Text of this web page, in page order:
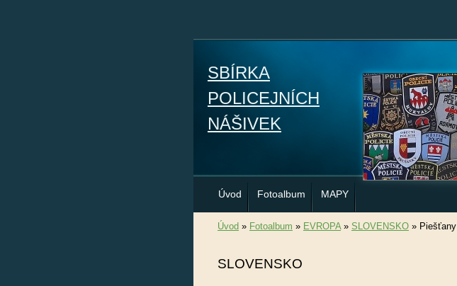
SBÍRKA
POLICEJNÍCH
NÁŠIVEK
Úvod Fotoalbum MAPY
Úvod » Fotoalbum » EVROPA» SLOVENSKO » Piešťany
SLOVENSKO